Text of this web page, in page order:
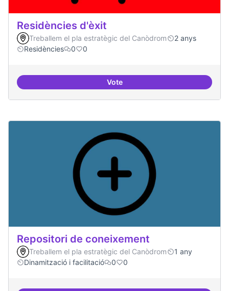
Residències d'èxit
Treballem el pla estratègic del Canòdrom
2 anys
Residències
0 0
VoteResidències d'èxit
Repositori de coneixement
Treballem el pla estratègic del Canòdrom
1 any
Dinamització i facilitació
0 0